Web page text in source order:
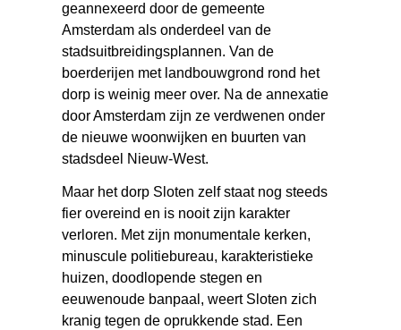
geannexeerd door de gemeente
Amsterdam als onderdeel van de
stadsuitbreidingsplannen. Van de
boerderijen met landbouwgrond rond het
dorp is weinig meer over. Na de annexatie
door Amsterdam zijn ze verdwenen onder
de nieuwe woonwijken en buurten van
stadsdeel Nieuw-West.
Maar het dorp Sloten zelf staat nog steeds
fier overeind en is nooit zijn karakter
verloren. Met zijn monumentale kerken,
minuscule politiebureau, karakteristieke
huizen, doodlopende stegen en
eeuwenoude banpaal, weert Sloten zich
kranig tegen de oprukkende stad. Een